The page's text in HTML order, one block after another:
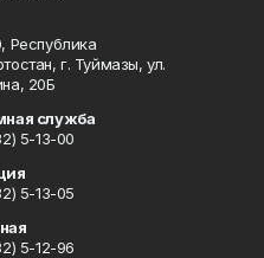
Республика
г. Туймазы, ул.
20Б
служба
5-13-00
5-13-05
5-12-96